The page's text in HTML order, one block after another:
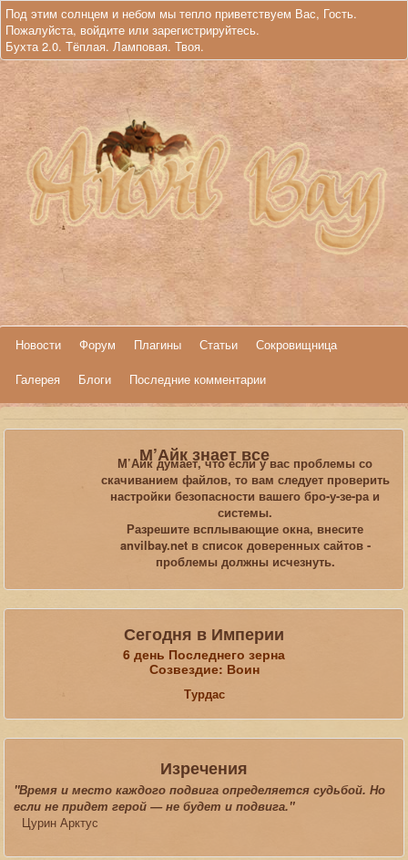
Под этим солнцем и небом мы тепло приветствуем Вас, Гость.
Пожалуйста, войдите или зарегистрируйтесь.
Бухта 2.0. Тёплая. Ламповая. Твоя.
Новости Форум Плагины Статьи
Сокровищница
Галерея
Блоги Последние комментарии
Обзоры, рецензии, размышления, юмор
Skyrim
Хеллоуин в Скайриме
М’Айк знает все
М’Айк думает, что если у вас проблемы со
скачиванием файлов, то вам следует проверить
настройки безопасности вашего бро-у-зе-ра и
системы.
Разрешите всплывающие окна, внесите
anvilbay.net в список доверенных сайтов -
проблемы должны исчезнуть.
Сегодня в Империи
6 день Последнего зерна
Созвездие: Воин
Турдас
Изречения
"Время и место каждого подвига определяется судьбой. Но
если не придет герой — не будет и подвига."
Цурин Арктус